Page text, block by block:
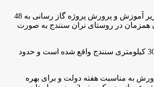
امروز با حضور وزیر آموزش و پرورش پروژه گاز رسانی به 48
همزمان در روستای نران سنندج به صورت
روستای نران در 30 کیلومتری سنندج واقع شده است و حدود
به مناسبت هفته دولت و برای بهره